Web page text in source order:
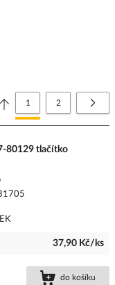
Stránka
Právě si prohlížíte
1 Stránka
2
80129 tlačítko
37,90 Kč/ks
do košíku